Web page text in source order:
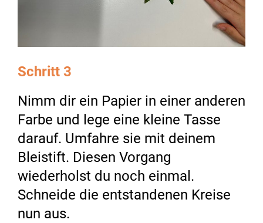
Schritt 3
Nimm dir ein Papier in einer anderen
Farbe und lege eine kleine Tasse
darauf. Umfahre sie mit deinem
Bleistift. Diesen Vorgang
wiederholst du noch einmal.
Schneide die entstandenen Kreise
nun aus.